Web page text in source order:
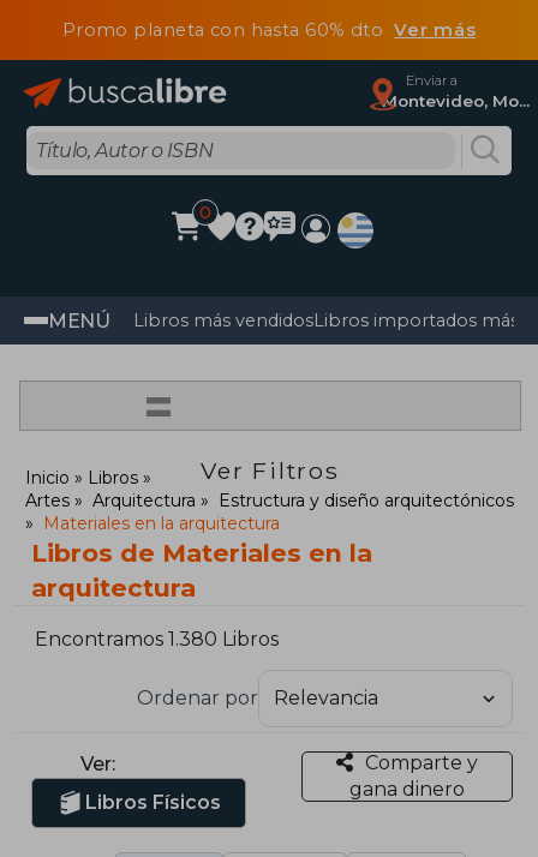
Promo planeta con hasta 60% dtoVer más
Enviar a
Montevideo, Montevideo
0
MENÚ Libros más vendidosLibros importados más
=
Ver Filtros
Inicio
Libros
Artes
Arquitectura
Estructura y diseño arquitectónicos
Materiales en la arquitectura
Libros de Materiales en la
arquitectura
Encontramos 1.380 Libros
Ordenar por
Ver:
Libros Físicos
Comparte y
gana dinero